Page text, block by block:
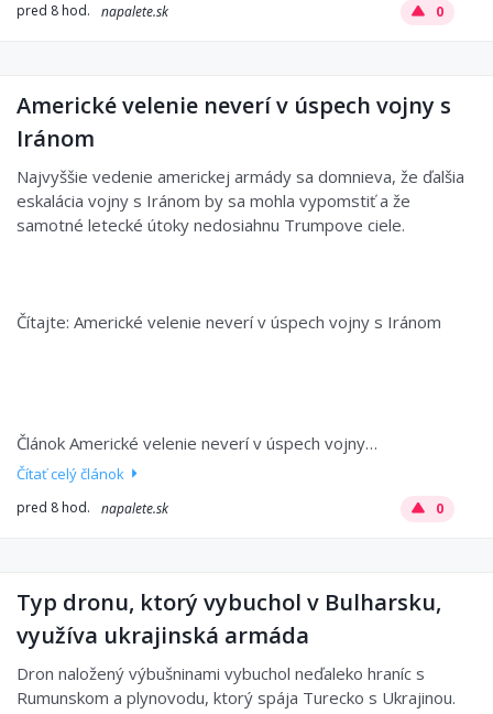
pred 8 hod. napalete.sk 0
Americké velenie neverí v úspech vojny s
Iránom
Najvyššie vedenie americkej armády sa domnieva, že ďalšia
eskalácia vojny s Iránom by sa mohla vypomstiť a že
samotné letecké útoky nedosiahnu Trumpove ciele.
Čítajte: Americké velenie neverí v úspech vojny s Iránom
Článok Americké velenie neverí v úspech vojny…
Čítať celý článok
pred 8 hod. napalete.sk 0
Typ dronu, ktorý vybuchol v Bulharsku,
využíva ukrajinská armáda
Dron naložený výbušninami vybuchol neďaleko hraníc s
Rumunskom a plynovodu, ktorý spája Turecko s Ukrajinou.